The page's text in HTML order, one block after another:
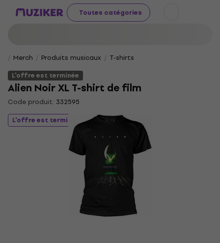
Toutes catégories
Merch Produits musicaux
T-shirts
L'offre est terminée
Alien Noir XL T-shirt de film
Code produit: 332595
L'offre est terminée